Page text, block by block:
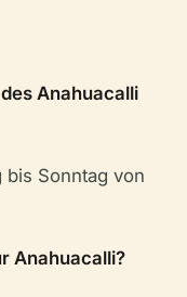
Anahuacalli
bis Sonntag von
Anahuacalli?